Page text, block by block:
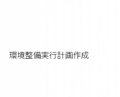
環境整備実行計画作成